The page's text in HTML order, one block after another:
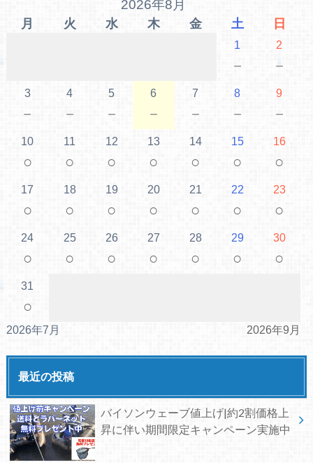
2026年8月
月 火 水 木 金 土 日
1
－
2
－
3
－
4
－
5
－
6
－
7
－
8
－
9
－
10
○
11
○
12
○
13
○
14
○
15
○
16
○
17
○
18
○
19
○
20
○
21
○
22
○
23
○
24
○
25
○
26
○
27
○
28
○
29
○
30
○
31
○
2026年7月 2026年9月
最近の投稿
バイソンウェーブ値上げ|約2割価格上
昇に伴い期間限定キャンペーン実施中